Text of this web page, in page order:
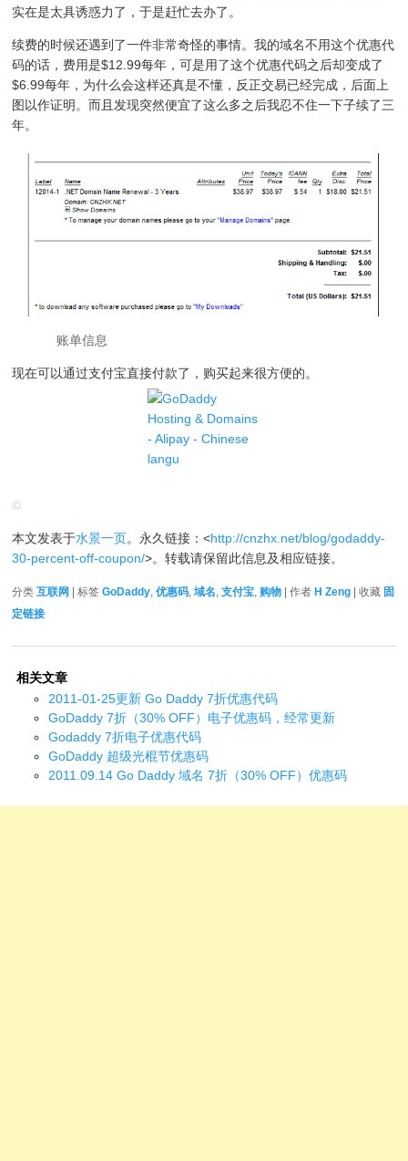
实在是太具诱惑力了，于是赶忙去办了。
续费的时候还遇到了一件非常奇怪的事情。我的域名不用这个优惠代
码的话，费用是$12.99每年，可是用了这个优惠代码之后却变成了
$6.99每年，为什么会这样还真是不懂，反正交易已经完成，后面上
图以作证明。而且发现突然便宜了这么多之后我忍不住一下子续了三
年。
账单信息
现在可以通过支付宝直接付款了，购买起来很方便的。
©
本文发表于水景一页。永久链接：<http://cnzhx.net/blog/godaddy-
30-percent-off-coupon/>。转载请保留此信息及相应链接。
分类互联网 | 标签GoDaddy,优惠码,域名,支付宝, 购物 | 作者 H Zeng | 收藏 固
定链接
相关文章
2011-01-25更新 Go Daddy 7折优惠代码
GoDaddy 7折（30% OFF）电子优惠码，经常更新
Godaddy 7折电子优惠代码
GoDaddy 超级光棍节优惠码
2011.09.14 Go Daddy 域名 7折（30% OFF）优惠码